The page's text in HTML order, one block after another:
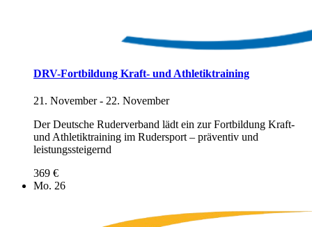
DRV-Fortbildung Kraft- und Athletiktraining
21. November- 22. November
Der Deutsche Ruderverband lädt ein zur Fortbildung Kraft-
und Athletiktraining im Rudersport – präventiv und
leistungssteigernd
369 €
Mo. 26